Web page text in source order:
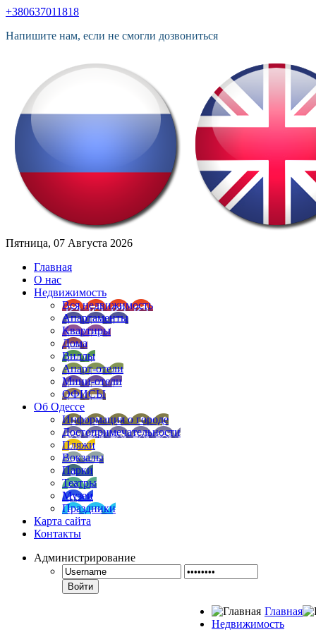
+380637011818
Напишите нам, если не смогли дозвониться
Пятница, 07 Августа 2026
Главная
О нас
Недвижимость
Вся недвижимость
Апартаменты
Квартиры
Дома
Виллы
Апарт-отели
Мини-отели
ОФИСЫ
Об Одессе
Информация о городе
Достопримечательности
Пляжи
Вокзалы
Парки
Театры
Музеи
Праздники
Карта сайта
Контакты
Администрирование
Войти
Главная
Недвижимость